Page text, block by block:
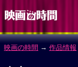
映画の時間 → 作品情報